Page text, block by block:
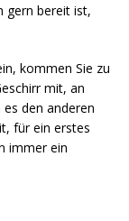
gern bereit ist,
kommen Sie zu
mit, an
den anderen
für ein erstes
immer ein